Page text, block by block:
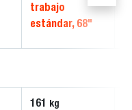
trabajo
estándar, 68"
161 kg